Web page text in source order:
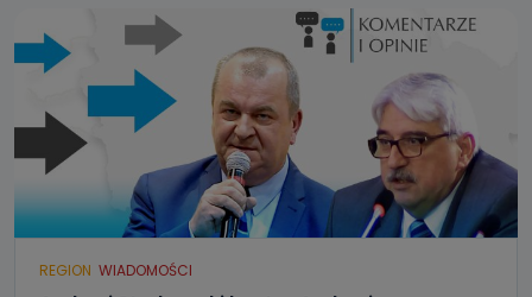
REGION WIADOMOŚCI